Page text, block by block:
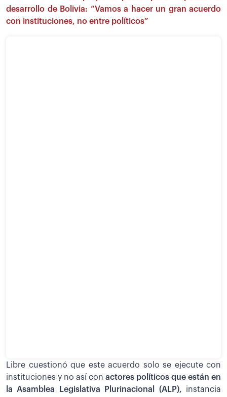
desarrollo de Bolivia: “Vamos a hacer un gran acuerdo
con instituciones, no entre políticos”
Libre cuestionó que este acuerdo solo se ejecute con
instituciones y no así con actores políticos que están en
la Asamblea Legislativa Plurinacional (ALP), instancia